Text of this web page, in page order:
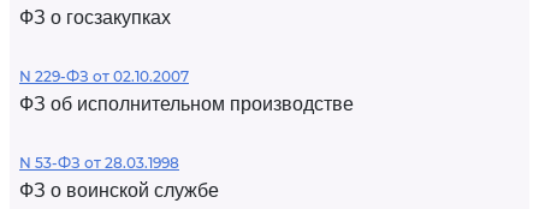
ФЗ о госзакупках
N 229-ФЗ от 02.10.2007
ФЗ об исполнительном производстве
N 53-ФЗ от 28.03.1998
ФЗ о воинской службе